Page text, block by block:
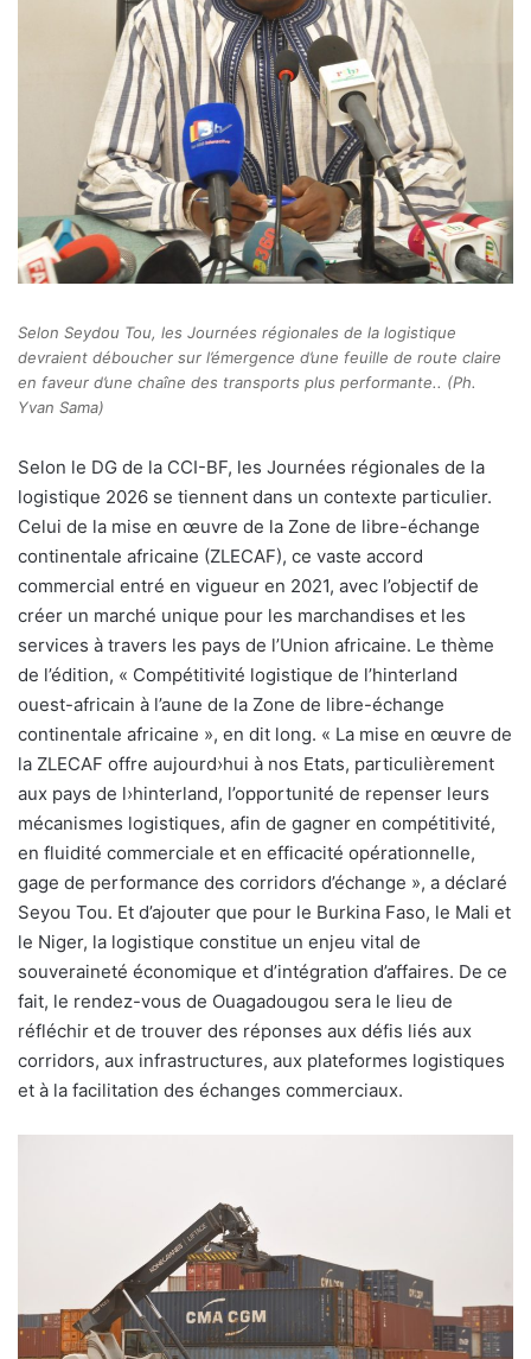
Selon Seydou Tou, les Journées régionales de la logistique
devraient déboucher sur l’émergence d’une feuille de route claire
en faveur d’une chaîne des transports plus performante.. (Ph.
Yvan Sama)
Selon le DG de la CCI-BF, les Journées régionales de la
logistique 2026 se tiennent dans un contexte particulier.
Celui de la mise en œuvre de la Zone de libre-échange
continentale africaine (ZLECAF), ce vaste accord
commercial entré en vigueur en 2021, avec l’objectif de
créer un marché unique pour les marchandises et les
services à travers les pays de l’Union africaine. Le thème
de l’édition, « Compétitivité logistique de l’hinterland
ouest-africain à l’aune de la Zone de libre-échange
continentale africaine », en dit long. « La mise en œuvre de
la ZLECAF offre aujourd›hui à nos Etats, particulièrement
aux pays de l›hinterland, l’opportunité de repenser leurs
mécanismes logistiques, afin de gagner en compétitivité,
en fluidité commerciale et en efficacité opérationnelle,
gage de performance des corridors d’échange », a déclaré
Seyou Tou. Et d’ajouter que pour le Burkina Faso, le Mali et
le Niger, la logistique constitue un enjeu vital de
souveraineté économique et d’intégration d’affaires. De ce
fait, le rendez-vous de Ouagadougou sera le lieu de
réfléchir et de trouver des réponses aux défis liés aux
corridors, aux infrastructures, aux plateformes logistiques
et à la facilitation des échanges commerciaux.